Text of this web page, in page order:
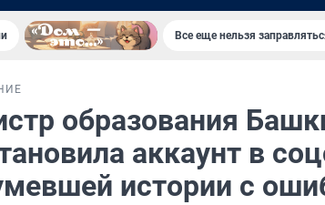
Все еще нельзя
образования
аккаунт в
истории с